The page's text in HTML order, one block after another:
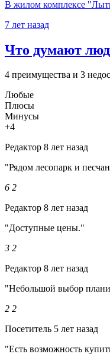
В жилом комплексе
7 лет назад
Что думают
4 преимущества и 3
Любые
Плюсы
Минусы
+4
Редактор 8 лет назад
"Рядом лесопарк и
6 2
Редактор 8 лет назад
"Доступные цены."
3 2
Редактор 8 лет назад
"Небольшой выбор
2 2
Посетитель 5 лет назад
"Есть возможность